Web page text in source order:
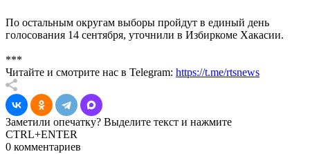
По остальным округам выборы пройдут в единый день
голосования 14 сентября, уточнили в Избиркоме Хакасии.
***
Читайте и смотрите нас в Telegram: https://t.me/rtsnews
Заметили опечатку? Выделите текст и нажмите
CTRL+ENTER
0 комментариев